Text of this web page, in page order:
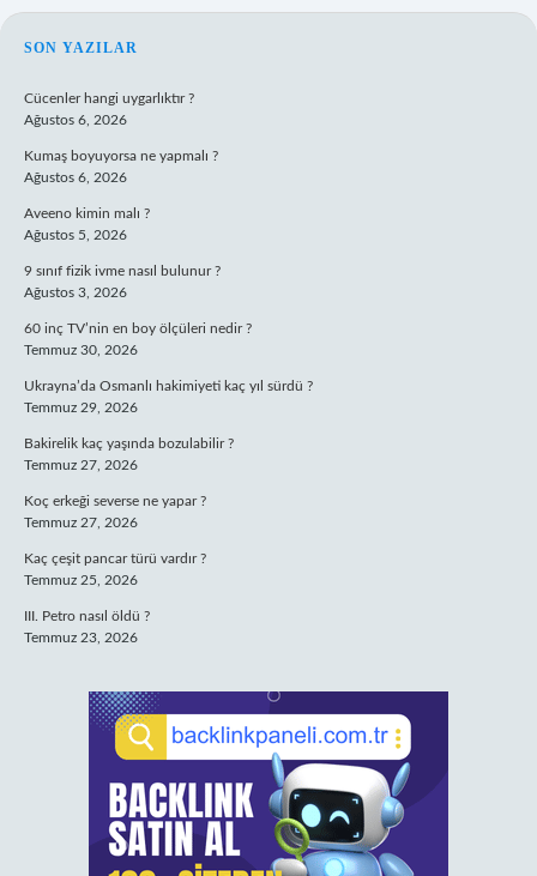
SIDEBAR
SON YAZILAR
Cücenler hangi uygarlıktır ?
Ağustos 6, 2026
Kumaş boyuyorsa ne yapmalı ?
Ağustos 6, 2026
Aveeno kimin malı ?
Ağustos 5, 2026
9 sınıf fizik ivme nasıl bulunur ?
Ağustos 3, 2026
60 inç TV’nin en boy ölçüleri nedir ?
Temmuz 30, 2026
Ukrayna’da Osmanlı hakimiyeti kaç yıl sürdü ?
Temmuz 29, 2026
Bakirelik kaç yaşında bozulabilir ?
Temmuz 27, 2026
Koç erkeği severse ne yapar ?
Temmuz 27, 2026
Kaç çeşit pancar türü vardır ?
Temmuz 25, 2026
III. Petro nasıl öldü ?
Temmuz 23, 2026